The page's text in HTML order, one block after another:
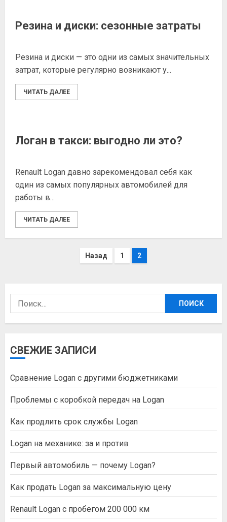
Резина и диски: сезонные затраты
Резина и диски — это одни из самых значительных
затрат, которые регулярно возникают у...
ЧИТАТЬ ДАЛЕЕ
Логан в такси: выгодно ли это?
Renault Logan давно зарекомендовал себя как
один из самых популярных автомобилей для
работы в...
ЧИТАТЬ ДАЛЕЕ
Пагинация
Назад 1 2
Найти:
СВЕЖИЕ ЗАПИСИ
Сравнение Logan с другими бюджетниками
Проблемы с коробкой передач на Logan
Как продлить срок службы Logan
Logan на механике: за и против
Первый автомобиль — почему Logan?
Как продать Logan за максимальную цену
Renault Logan с пробегом 200 000 км